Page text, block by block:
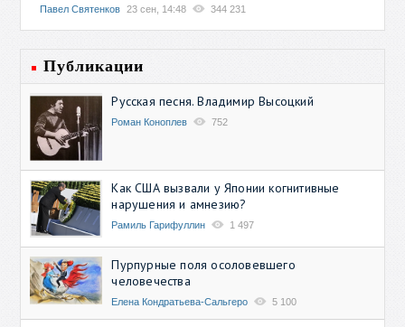
Павел Святенков 23 сен, 14:48 344 231
Публикации
Русская песня. Владимир Высоцкий
Роман Коноплев 752
Как США вызвали у Японии когнитивные
нарушения и амнезию?
Рамиль Гарифуллин 1 497
Пурпурные поля осоловевшего
человечества
Елена Кондратьева-Сальгеро 5 100